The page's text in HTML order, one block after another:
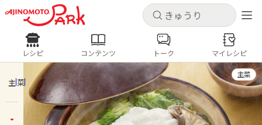
キャンセル
ログインするとレシピを保存できます
ログイン 新規登録
キャンセル
レシピ コンテンツ
人気の食材・レシピ
レシピ コンテンツ トーク マイレシピ
主菜
主菜